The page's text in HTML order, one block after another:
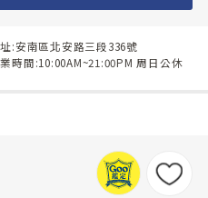
:安南區北安路三段336號
時間:10:00AM~21:00PM 周日公休